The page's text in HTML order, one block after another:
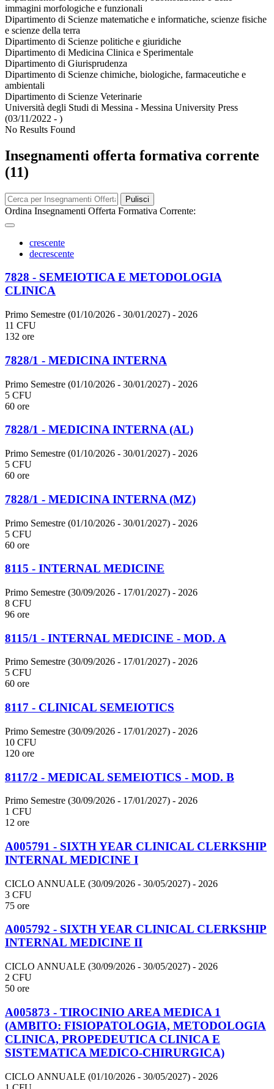
immagini morfologiche e funzionali
Dipartimento di Scienze matematiche e informatiche, scienze fisiche
e scienze della terra
Dipartimento di Scienze politiche e giuridiche
Dipartimento di Medicina Clinica e Sperimentale
Dipartimento di Giurisprudenza
Dipartimento di Scienze chimiche, biologiche, farmaceutiche e
ambientali
Dipartimento di Scienze Veterinarie
Università degli Studi di Messina - Messina University Press
(03/11/2022 - )
No Results Found
Insegnamenti offerta formativa corrente
(11)
Pulisci
Ordina Insegnamenti Offerta Formativa Corrente:
crescente
decrescente
7828 - SEMEIOTICA E METODOLOGIA
CLINICA
Primo Semestre (01/10/2026 - 30/01/2027) - 2026
11 CFU
132 ore
7828/1 - MEDICINA INTERNA
Primo Semestre (01/10/2026 - 30/01/2027) - 2026
5 CFU
60 ore
7828/1 - MEDICINA INTERNA (AL)
Primo Semestre (01/10/2026 - 30/01/2027) - 2026
5 CFU
60 ore
7828/1 - MEDICINA INTERNA (MZ)
Primo Semestre (01/10/2026 - 30/01/2027) - 2026
5 CFU
60 ore
8115 - INTERNAL MEDICINE
Primo Semestre (30/09/2026 - 17/01/2027) - 2026
8 CFU
96 ore
8115/1 - INTERNAL MEDICINE - MOD. A
Primo Semestre (30/09/2026 - 17/01/2027) - 2026
5 CFU
60 ore
8117 - CLINICAL SEMEIOTICS
Primo Semestre (30/09/2026 - 17/01/2027) - 2026
10 CFU
120 ore
8117/2 - MEDICAL SEMEIOTICS - MOD. B
Primo Semestre (30/09/2026 - 17/01/2027) - 2026
1 CFU
12 ore
A005791 - SIXTH YEAR CLINICAL CLERKSHIP
INTERNAL MEDICINE I
CICLO ANNUALE (30/09/2026 - 30/05/2027) - 2026
3 CFU
75 ore
A005792 - SIXTH YEAR CLINICAL CLERKSHIP
INTERNAL MEDICINE II
CICLO ANNUALE (30/09/2026 - 30/05/2027) - 2026
2 CFU
50 ore
A005873 - TIROCINIO AREA MEDICA 1
(AMBITO: FISIOPATOLOGIA, METODOLOGIA
CLINICA, PROPEDEUTICA CLINICA E
SISTEMATICA MEDICO-CHIRURGICA)
CICLO ANNUALE (01/10/2026 - 30/05/2027) - 2026